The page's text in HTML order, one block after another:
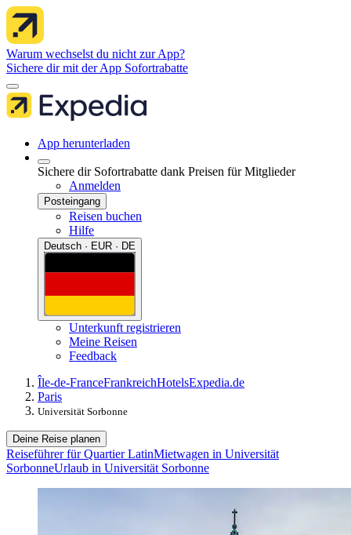
Warum wechselst du nicht zur App?
Sichere dir mit der App Sofortrabatte
App herunterladen
Sichere dir Sofortrabatte dank Preisen für Mitglieder
Anmelden
Posteingang
Reisen buchen
Hilfe
Deutsch · EUR · DE
Unterkunft registrieren
Meine Reisen
Feedback
Île-de-FranceFrankreichHotelsExpedia.de
Paris
Universität Sorbonne
Deine Reise planen
Reiseführer für Quartier LatinMietwagen in Universität
SorbonneUrlaub in Universität Sorbonne